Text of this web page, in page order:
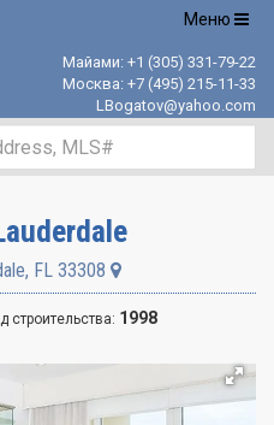
Открыть
Меню
Майами: +1 (305) 331-79-22
Москва: +7 (495) 215-11-33
LBogatov@yahoo.com
, FL 33308
строительства: 1998